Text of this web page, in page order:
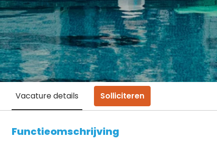
Vacature details Solliciteren
Functieomschrijving